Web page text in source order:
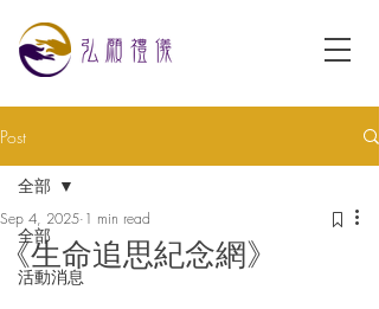
Post
全部
活動消息
全部
《生命追思紀念網》
Sep 4, 2025 1 min read